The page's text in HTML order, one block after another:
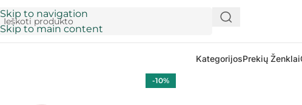
Skip to navigation
Skip to main content
KategorijosPrekių Ženklai
-10%